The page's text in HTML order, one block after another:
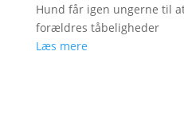
Hund får igen ungerne til
forældres tåbeligheder
Læs mere